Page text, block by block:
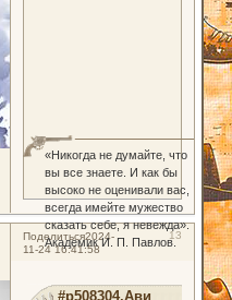
«Никогда не думайте, что
вы все знаете. И как бы
высоко не оценивали вас,
всегда имейте мужество
сказать себе, я невежда».
Академик И. П. Павлов.
Поделиться 13
2024-
11-24 16:41:58
#p508304,Ави